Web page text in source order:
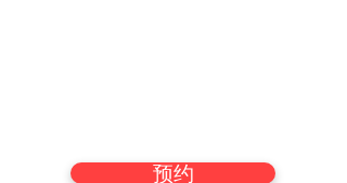
预约